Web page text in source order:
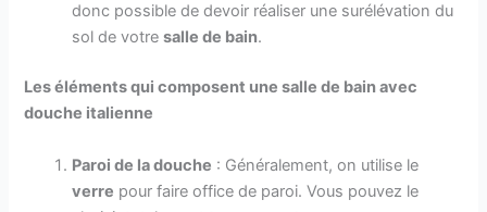
donc possible de devoir réaliser une surélévation du
sol de votresalle de bain.
Les éléments qui composent une salle de bain avec
douche italienne
Paroi de la douche : Généralement, on utilise le
verre pour faire office de paroi. Vous pouvez le